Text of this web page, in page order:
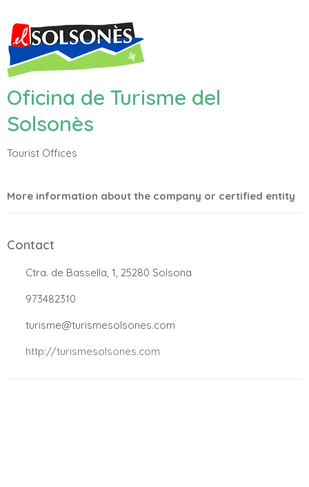
Oficina de Turisme del
Solsonès
Tourist Offices
More information about the company or certified entity
Contact
Ctra. de Bassella, 1, 25280 Solsona
973482310
turisme@turismesolsones.com
http://turismesolsones.com